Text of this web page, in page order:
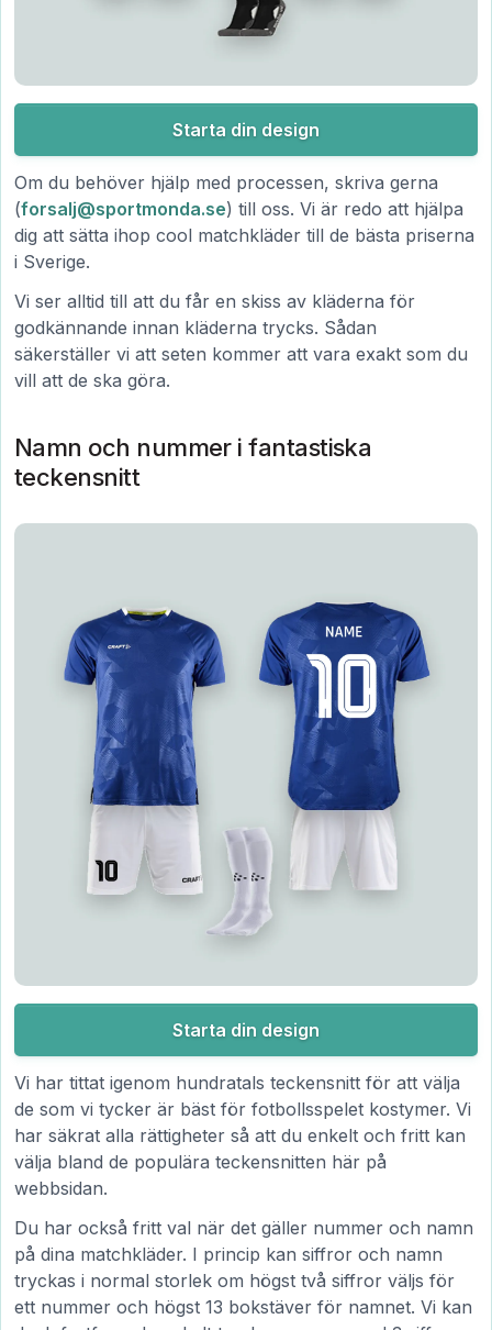
Starta din design
Om du behöver hjälp med processen, skriva gerna
(forsalj@sportmonda.se) till oss. Vi är redo att hjälpa
dig att sätta ihop cool matchkläder till de bästa priserna
i Sverige.
Vi ser alltid till att du får en skiss av kläderna för
godkännande innan kläderna trycks. Sådan
säkerställer vi att seten kommer att vara exakt som du
vill att de ska göra.
Namn och nummer i fantastiska
teckensnitt
Starta din design
Vi har tittat igenom hundratals teckensnitt för att välja
de som vi tycker är bäst för fotbollsspelet kostymer. Vi
har säkrat alla rättigheter så att du enkelt och fritt kan
välja bland de populära teckensnitten här på
webbsidan.
Du har också fritt val när det gäller nummer och namn
på dina matchkläder. I princip kan siffror och namn
tryckas i normal storlek om högst två siffror väljs för
ett nummer och högst 13 bokstäver för namnet. Vi kan